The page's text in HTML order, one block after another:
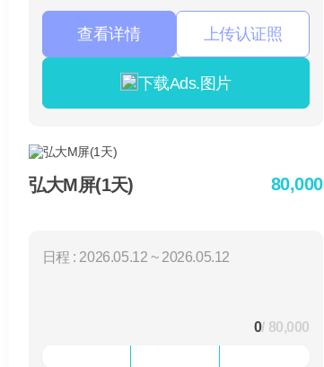
查看详情 上传认证照
下载Ads.图片
弘大M屏(1天) 80,000
日程 : 2026.05.12 ~ 2026.05.12
0/ 80,000